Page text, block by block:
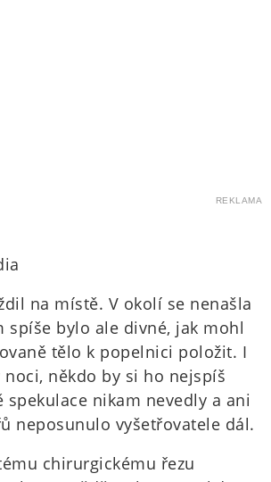
REKLAMA
na místě. V okolí se nenašla
spíše bylo ale divné, jak mohl
tělo k popelnici položit. I
někdo by si ho nejspíš
nikam nevedly a ani
neposunulo vyšetřovatele dál.
chirurgickému řezu